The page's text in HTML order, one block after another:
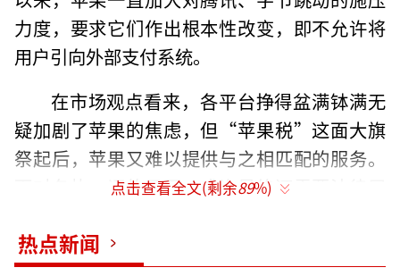
力度，要求它们作出根本性改变，即不允许将
用户引向外部支付系统。
在市场观点看来，各平台挣得盆满钵满无
疑加剧了苹果的焦虑，但“苹果税”这面大旗
祭起后，苹果又难以提供与之相匹配的服务。
面对各执一词的局面，或许最终还需要法律层
谁在挣钱
点击查看全文(剩余89%)
热点新闻